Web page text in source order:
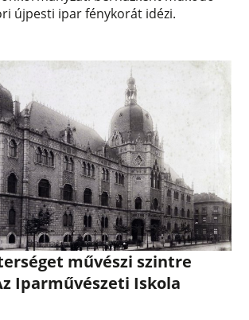
újpesti ipar fénykorát idézi.
művészi szintre
Iparművészeti Iskola